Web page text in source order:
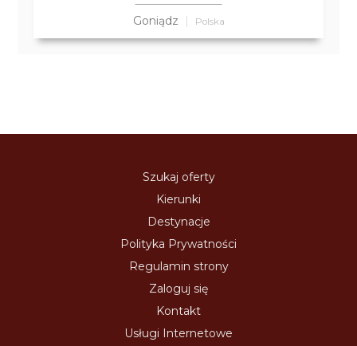
Goniądz Polska
Szukaj oferty
Kierunki
Destynacje
Polityka Prywatności
Regulamin strony
Zaloguj się
Kontakt
Usługi Internetowe